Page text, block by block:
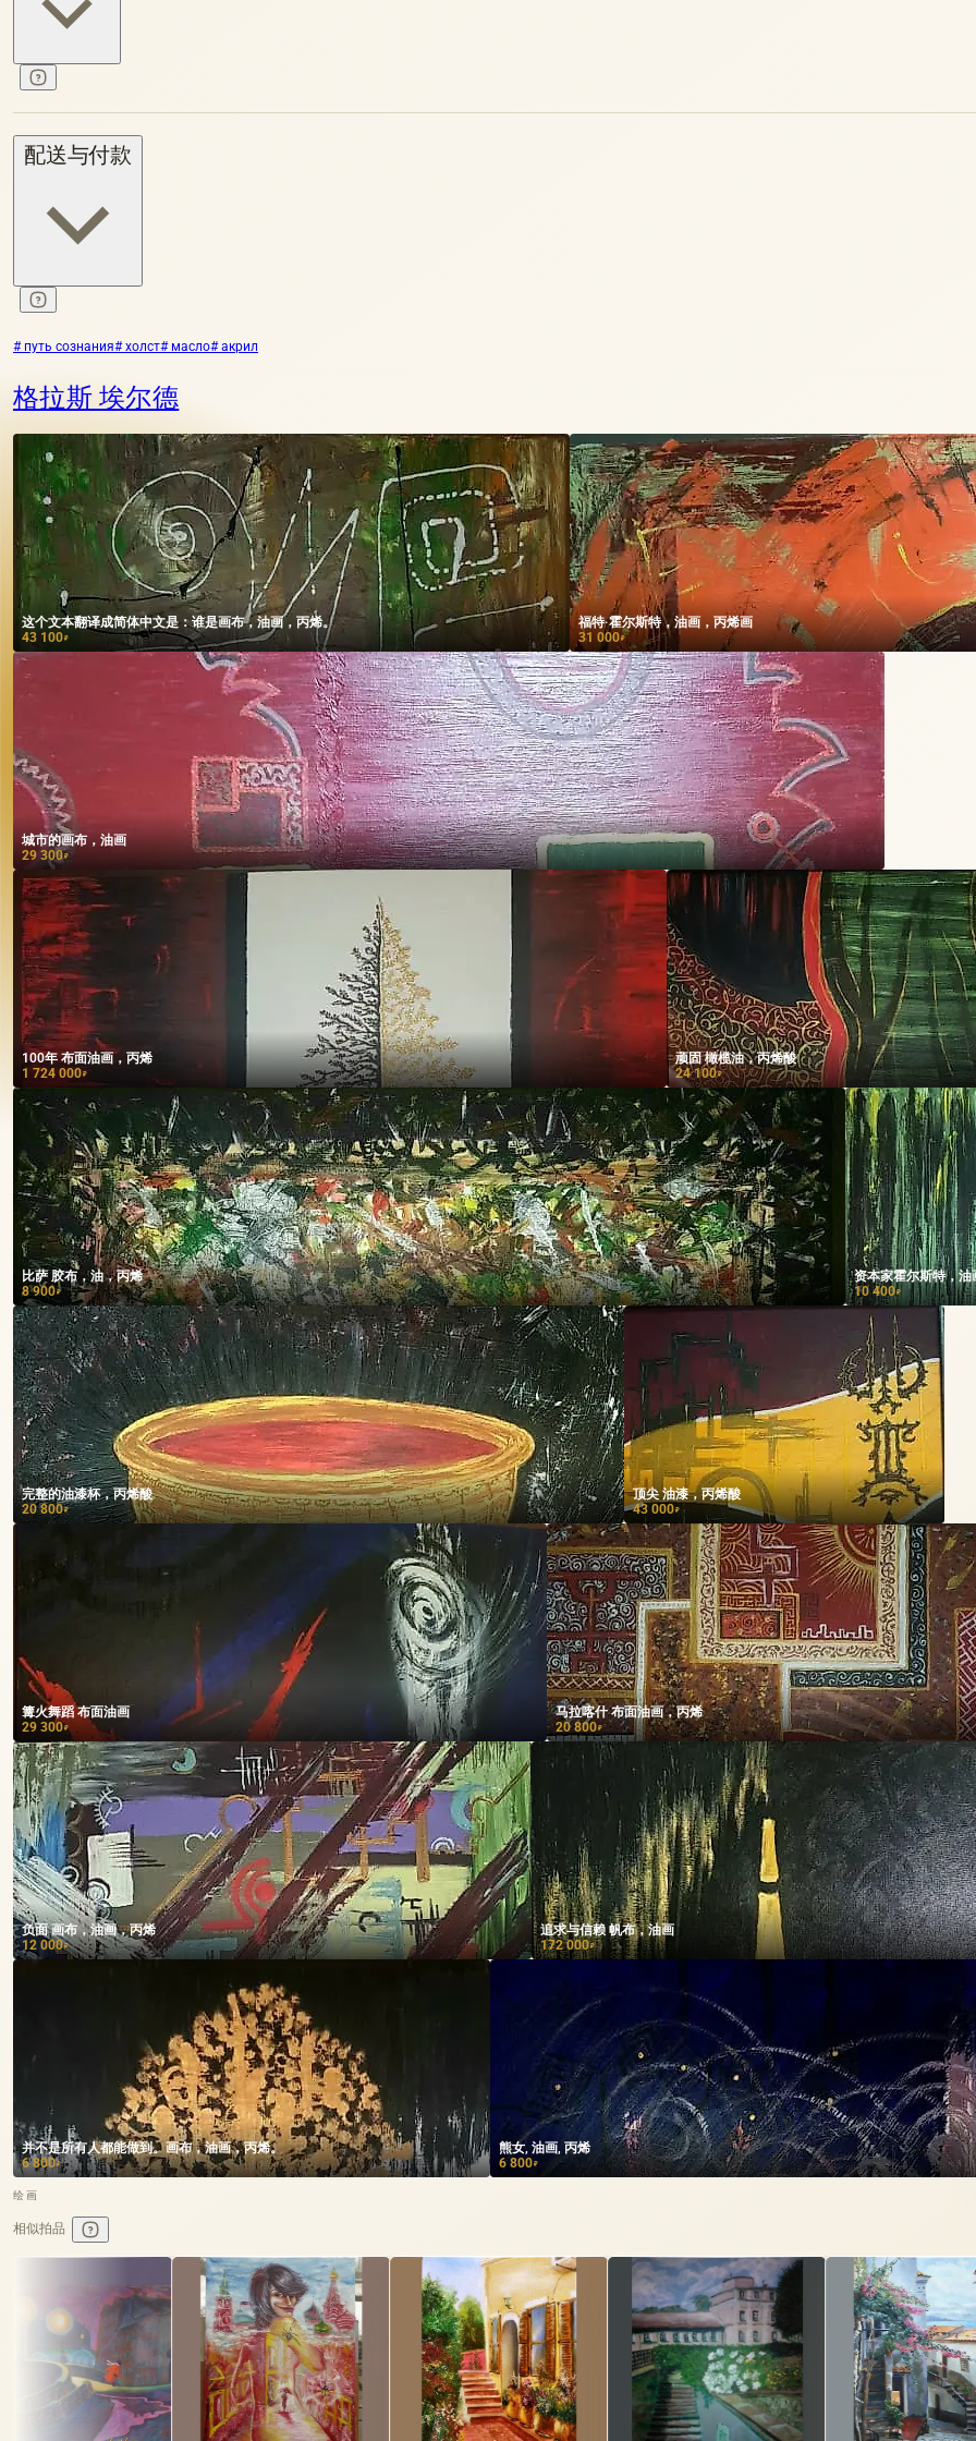
配送与付款
# путь сознания# холст# масло# акрил
格拉斯 埃尔德
这个文本翻译成简体中文是：谁是画布，油画，丙烯。
43 100₽
福特·霍尔斯特，油画，丙烯画
31 000₽
城市的画布，油画
29 300₽
100年 布面油画，丙烯
1 724 000₽
顽固 橄榄油，丙烯酸
24 100₽
比萨 胶布，油，丙烯
8 900₽
资本家霍尔斯特，油
10 400₽
完整的油漆杯，丙烯酸
20 800₽
顶尖 油漆，丙烯酸
43 000₽
篝火舞蹈 布面油画
29 300₽
马拉喀什 布面油画，丙烯
20 800₽
负面 画布，油画，丙烯
12 000₽
追求与信赖 帆布，油画
172 000₽
并不是所有人都能做到。画布，油画，丙烯。
6 800₽
熊女, 油画, 丙烯
6 800₽
绘画
相似拍品